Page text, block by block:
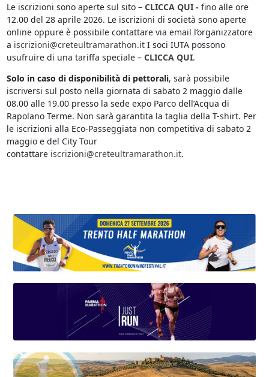
Le iscrizioni sono aperte sul sito – CLICCA QUI- fino alle ore
12.00 del 28 aprile 2026. Le iscrizioni di società sono aperte
online oppure è possibile contattare via email l’organizzatore
a iscrizioni@creteultramarathon.itI soci IUTA possono
usufruire di una tariffa speciale – CLICCA QUI.
Solo in caso di disponibilità di pettorali, sarà possibile
iscriversi sul posto nella giornata di sabato 2 maggio dalle
08.00 alle 19.00 presso la sede expo Parco dell’Acqua di
Rapolano Terme. Non sarà garantita la taglia della T-shirt. Per
le iscrizioni alla Eco-Passeggiata non competitiva di sabato 2
maggio e del City Tour
contattare iscrizioni@creteultramarathon.it.